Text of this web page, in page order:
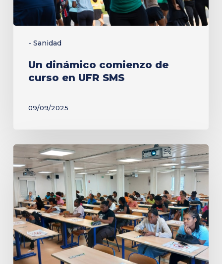
- Sanidad
SMS
Un dinámico comienzo de
curso en UFR SMS
09/09/2025
alumnos
del
instituto
de
Balata
se
sumergen